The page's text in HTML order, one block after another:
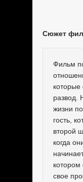
Сюжет
Фильм
развод.
жизни
гость,
второй
когда
свое